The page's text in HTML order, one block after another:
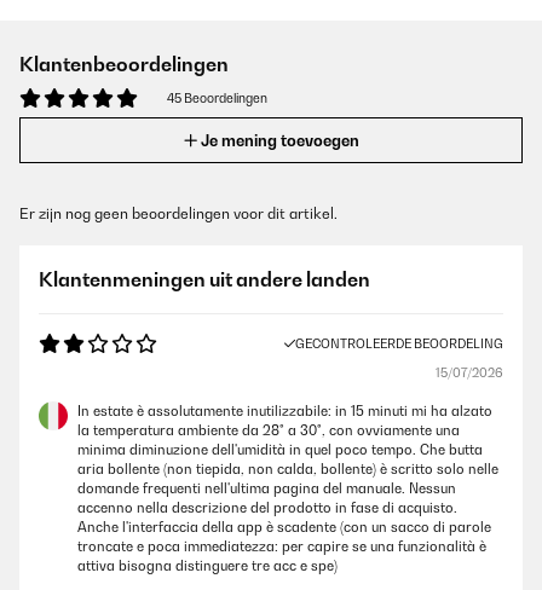
Klantenbeoordelingen
45 Beoordelingen
Je mening toevoegen
Er zijn nog geen beoordelingen voor dit artikel.
Klantenmeningen uit andere landen
GECONTROLEERDE BEOORDELING
15/07/2026
In estate è assolutamente inutilizzabile: in 15 minuti mi ha alzato
la temperatura ambiente da 28° a 30°, con ovviamente una
minima diminuzione dell'umidità in quel poco tempo. Che butta
aria bollente (non tiepida, non calda, bollente) è scritto solo nelle
domande frequenti nell'ultima pagina del manuale. Nessun
accenno nella descrizione del prodotto in fase di acquisto.
Anche l'interfaccia della app è scadente (con un sacco di parole
troncate e poca immediatezza: per capire se una funzionalità è
attiva bisogna distinguere tre acc e spe)